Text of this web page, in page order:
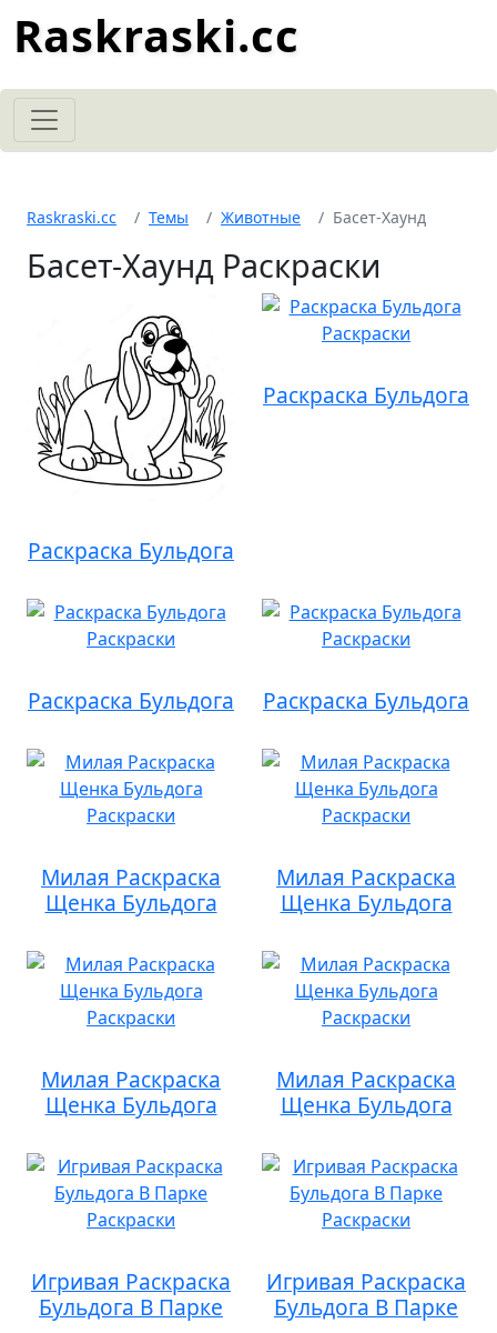
Raskraski.cc
Raskraski.cc Темы Животные Басет-Хаунд
Басет-Хаунд Раскраски
Раскраска Бульдога
Раскраска Бульдога
Раскраска Бульдога Раскраска Бульдога
Милая Раскраска
Щенка Бульдога
Милая Раскраска
Щенка Бульдога
Милая Раскраска
Щенка Бульдога
Милая Раскраска
Щенка Бульдога
Игривая Раскраска
Бульдога В Парке
Игривая Раскраска
Бульдога В Парке